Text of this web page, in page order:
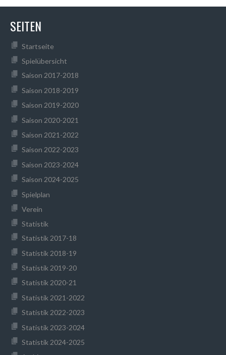
SEITEN
Startseite
Spielübersicht
Saison 2017-2018
Saison 2018-2019
Saison 2019-2020
Saison 2020-2021
Saison 2021-2022
Saison 2022-2023
Saison 2023-2024
Saison 2024-2025
Spielplan
Verein
Statistik
Statistik 2017-18
Statistik 2018-19
Statistik 2019-20
Statistik 2020-21
Statistik 2021-2022
Statistik 2022-2023
Statistik 2023-2024
Statistik 2024-2025